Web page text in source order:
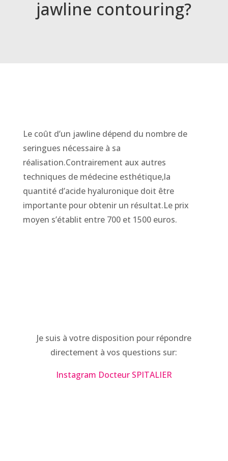
jawline contouring?
Le coût d’un jawline dépend du nombre de
seringues nécessaire à sa
réalisation.Contrairement aux autres
techniques de médecine esthétique,la
quantité d’acide hyaluronique doit être
importante pour obtenir un résultat.Le prix
moyen s’établit entre 700 et 1500 euros.
Je suis à votre disposition pour répondre
directement à vos questions sur:
Instagram Docteur SPITALIER